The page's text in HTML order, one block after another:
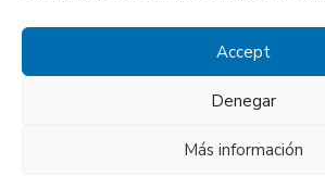
Accept
Denegar
Más información
2026 © CONTRATAS GIMENO 2006
Privacy Policy